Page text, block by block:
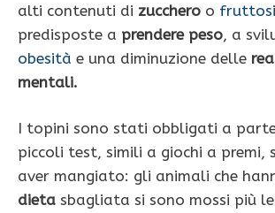
alti contenuti di zucchero o
predisposte a prendere peso, a
obesità e una diminuzione delle
mentali.
I topini sono stati obbligati a
piccoli test, simili a giochi a premi,
aver mangiato: gli animali che
dieta sbagliata si sono mossi più